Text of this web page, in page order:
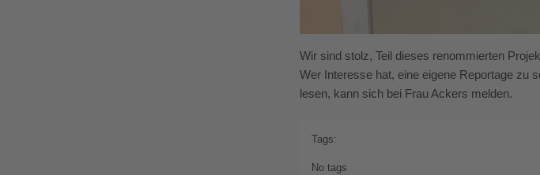
Wir sind stolz, Teil dieses renommierten
Wer Interesse hat, eine eigene Reportage zu
lesen, kann sich bei Frau Ackers melden.
Tags:
No tags